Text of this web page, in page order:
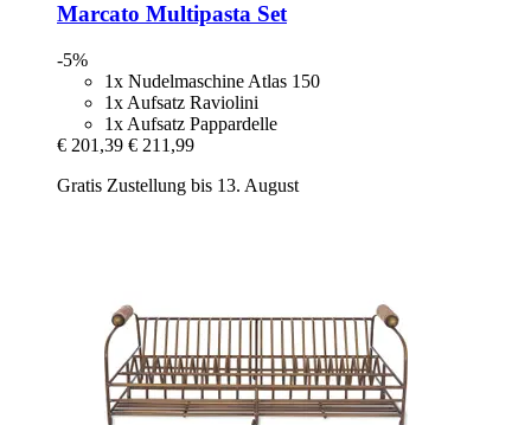
Marcato Multipasta Set
-5%
1x Nudelmaschine Atlas 150
1x Aufsatz Raviolini
1x Aufsatz Pappardelle
€ 201,39 € 211,99
Gratis Zustellung bis 13. August